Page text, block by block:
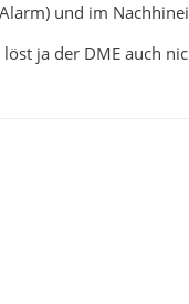
und im
ja der DME auch